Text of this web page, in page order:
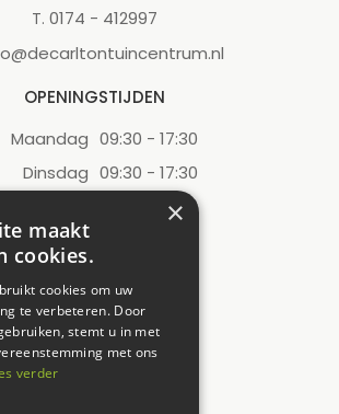
T. 0174 - 412997
OPENINGSTIJDEN
Maandag 09:30 - 17:30
Dinsdag 09:30 - 17:30
09:30 - 17:30
Donderdag
Zaterdag 09:00 - 17:00
Zondag
12:00 - 17:00
×
maakt
cookies.
cookies om uw
te verbeteren. Door
stemt u in met
met ons
verder